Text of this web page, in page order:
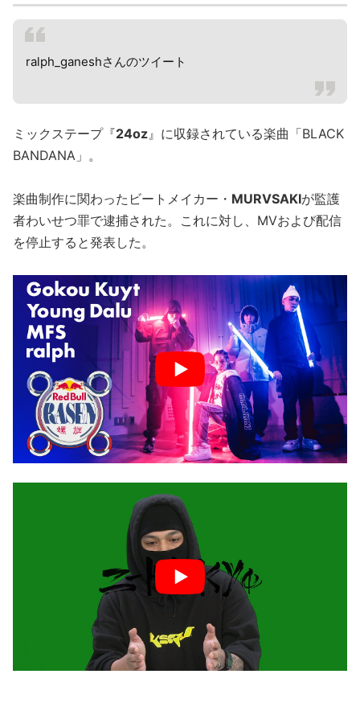
ralph_ganeshさんのツイート
ミックステープ『24oz 』に収録されている楽曲「BLACK
BANDANA」。
楽曲制作に関わったビートメイカー・ MURVSAKIが監護
者わいせつ罪で逮捕された。これに対し、MVおよび配信
を停止すると発表した。